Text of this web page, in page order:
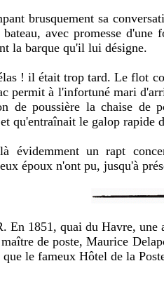
brusquement sa
avec promesse d'une
la barque qu'il lui désigne.
! il était trop tard. Le flot
permit à l'infortuné mari
de poussière la chaise de
qu'entraînait le galop rapide
évidemment un rapt
époux n'ont pu, jusqu'à
En 1851, quai du Havre, une
de poste, Maurice
que le fameux Hôtel de la